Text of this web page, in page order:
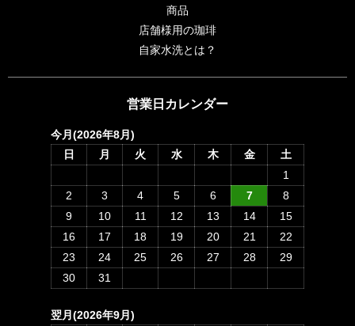
商品
店舗様用の珈琲
自家水洗とは？
営業日カレンダー
今月(2026年8月)
日
月 火 水 木 金
土
1
2
3 4 5 6 7
8
9
10 11 12 13 14
15
16
17 18 19 20 21
22
23
24 25 26 27 28
29
30
31
翌月(2026年9月)